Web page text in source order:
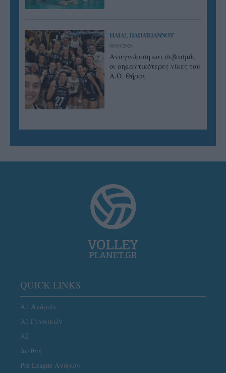
ΗΛΙΑΣ ΠΑΠΑΪΩΑΝΝΟΥ
08/03/2026
Αναγνώριση και σεβασμός
οι σημαντικότερες νίκες του
Α.Ο. Θήρας
QUICK LINKS
Α1 Ανδρών
Α1 Γυναικών
A2
Διεθνή
Pre League Ανδρών